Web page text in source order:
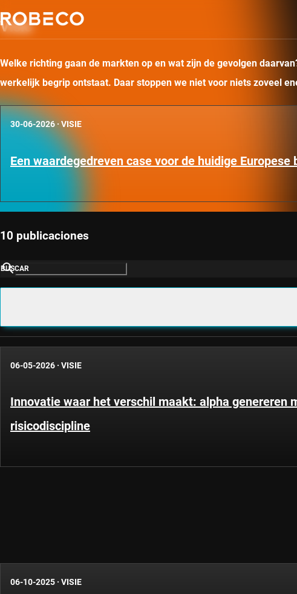
Visie
Welke richting gaan de markten op en wat zijn de gevolgen
werkelijk begrip ontstaat. Daar stoppen we niet voor niets zoveel
30-06-2026·VISIE
Een waardegedreven case voor de huidige Europese
10 publicaciones
BUSCAR
06-05-2026 · VISIE
Innovatie waar het verschil maakt: alpha genereren
risicodiscipline
06-10-2025 · VISIE